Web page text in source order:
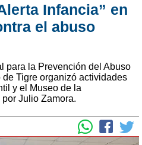
Infancia” en
el abuso
para la Prevención del Abuso
Tigre organizó actividades
y el Museo de la
Julio Zamora.